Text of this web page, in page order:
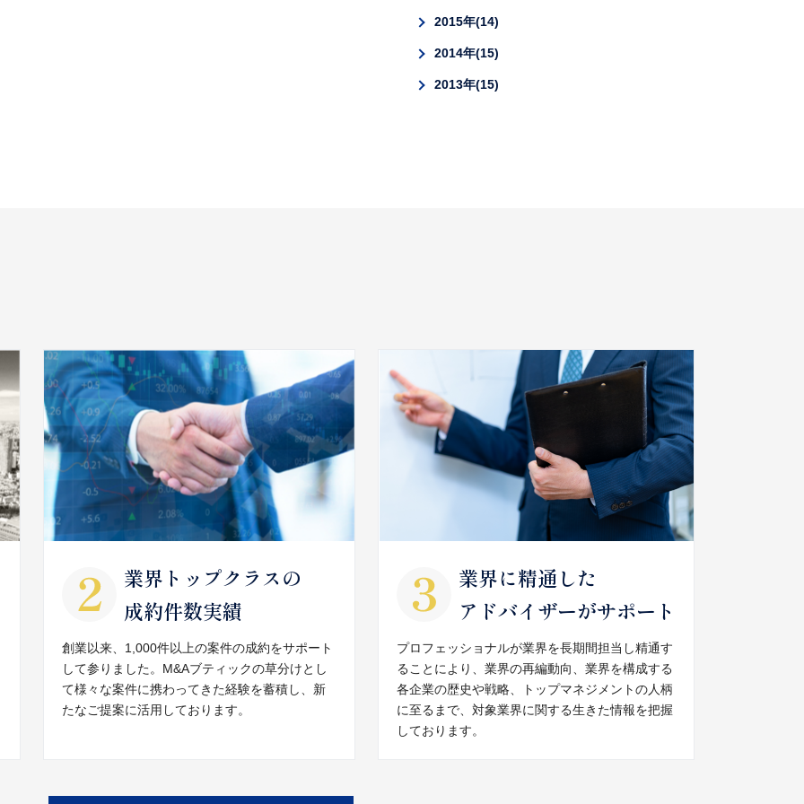
2015年 14
2014年 15
2013年 15
業界トップクラスの
成約件数実績
創業以来、1,000件以上の案件の成約をサポート
して参りました。M&Aブティックの草分けとし
て様々な案件に携わってきた経験を蓄積し、新
たなご提案に活用しております。
業界に精通した
アドバイザーがサポート
プロフェッショナルが業界を長期間担当し精通す
ることにより、業界の再編動向、業界を構成する
各企業の歴史や戦略、トップマネジメントの人柄
に至るまで、対象業界に関する生きた情報を把握
しております。